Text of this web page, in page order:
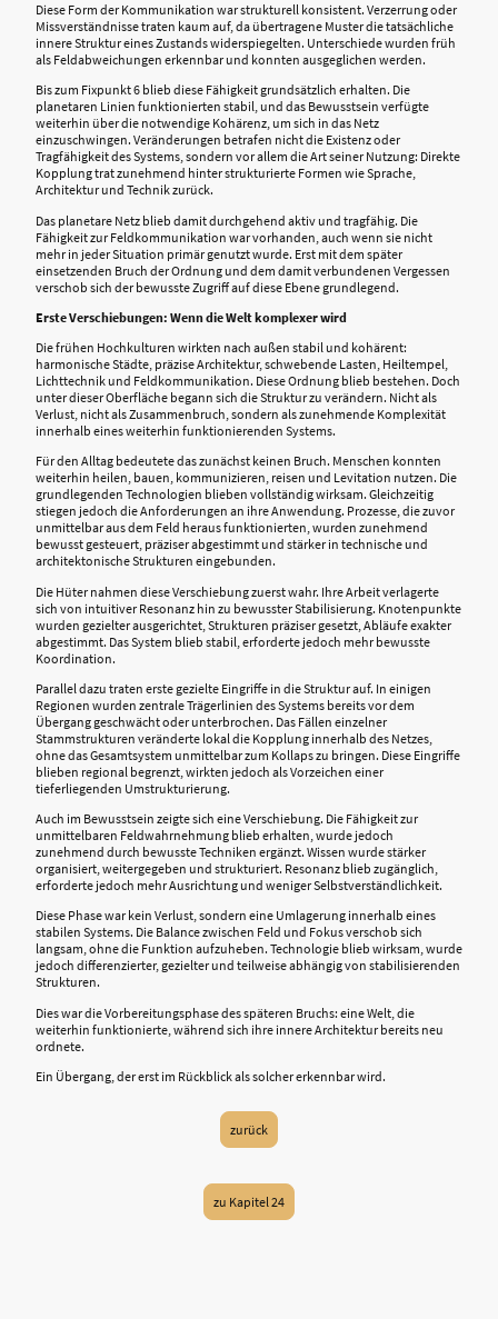
Diese Form der Kommunikation war strukturell konsistent. Verzerrung oder
Missverständnisse traten kaum auf, da übertragene Muster die tatsächliche
innere Struktur eines Zustands widerspiegelten. Unterschiede wurden früh
als Feldabweichungen erkennbar und konnten ausgeglichen werden.
Bis zum Fixpunkt 6 blieb diese Fähigkeit grundsätzlich erhalten. Die
planetaren Linien funktionierten stabil, und das Bewusstsein verfügte
weiterhin über die notwendige Kohärenz, um sich in das Netz
einzuschwingen. Veränderungen betrafen nicht die Existenz oder
Tragfähigkeit des Systems, sondern vor allem die Art seiner Nutzung: Direkte
Kopplung trat zunehmend hinter strukturierte Formen wie Sprache,
Architektur und Technik zurück.
Das planetare Netz blieb damit durchgehend aktiv und tragfähig. Die
Fähigkeit zur Feldkommunikation war vorhanden, auch wenn sie nicht
mehr in jeder Situation primär genutzt wurde. Erst mit dem später
einsetzenden Bruch der Ordnung und dem damit verbundenen Vergessen
verschob sich der bewusste Zugriff auf diese Ebene grundlegend.
Erste Verschiebungen: Wenn die Welt komplexer wird
Die frühen Hochkulturen wirkten nach außen stabil und kohärent:
harmonische Städte, präzise Architektur, schwebende Lasten, Heiltempel,
Lichttechnik und Feldkommunikation. Diese Ordnung blieb bestehen. Doch
unter dieser Oberfläche begann sich die Struktur zu verändern. Nicht als
Verlust, nicht als Zusammenbruch, sondern als zunehmende Komplexität
innerhalb eines weiterhin funktionierenden Systems.
Für den Alltag bedeutete das zunächst keinen Bruch. Menschen konnten
weiterhin heilen, bauen, kommunizieren, reisen und Levitation nutzen. Die
grundlegenden Technologien blieben vollständig wirksam. Gleichzeitig
stiegen jedoch die Anforderungen an ihre Anwendung. Prozesse, die zuvor
unmittelbar aus dem Feld heraus funktionierten, wurden zunehmend
bewusst gesteuert, präziser abgestimmt und stärker in technische und
architektonische Strukturen eingebunden.
Die Hüter nahmen diese Verschiebung zuerst wahr. Ihre Arbeit verlagerte
sich von intuitiver Resonanz hin zu bewusster Stabilisierung. Knotenpunkte
wurden gezielter ausgerichtet, Strukturen präziser gesetzt, Abläufe exakter
abgestimmt. Das System blieb stabil, erforderte jedoch mehr bewusste
Koordination.
Parallel dazu traten erste gezielte Eingriffe in die Struktur auf. In einigen
Regionen wurden zentrale Trägerlinien des Systems bereits vor dem
Übergang geschwächt oder unterbrochen. Das Fällen einzelner
Stammstrukturen veränderte lokal die Kopplung innerhalb des Netzes,
ohne das Gesamtsystem unmittelbar zum Kollaps zu bringen. Diese Eingriffe
blieben regional begrenzt, wirkten jedoch als Vorzeichen einer
tieferliegenden Umstrukturierung.
Auch im Bewusstsein zeigte sich eine Verschiebung. Die Fähigkeit zur
unmittelbaren Feldwahrnehmung blieb erhalten, wurde jedoch
zunehmend durch bewusste Techniken ergänzt. Wissen wurde stärker
organisiert, weitergegeben und strukturiert. Resonanz blieb zugänglich,
erforderte jedoch mehr Ausrichtung und weniger Selbstverständlichkeit.
Diese Phase war kein Verlust, sondern eine Umlagerung innerhalb eines
stabilen Systems. Die Balance zwischen Feld und Fokus verschob sich
langsam, ohne die Funktion aufzuheben. Technologie blieb wirksam, wurde
jedoch differenzierter, gezielter und teilweise abhängig von stabilisierenden
Strukturen.
Dies war die Vorbereitungsphase des späteren Bruchs: eine Welt, die
weiterhin funktionierte, während sich ihre innere Architektur bereits neu
ordnete.
Ein Übergang, der erst im Rückblick als solcher erkennbar wird.
zurück
zu Kapitel 24